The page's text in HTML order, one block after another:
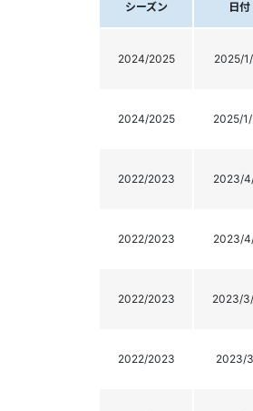
シーズン 日付
2024/2025 2025/
2024/2025 2025/
2022/2023 2023/
2022/2023 2023/
2022/2023 2023/
2022/2023 2023/